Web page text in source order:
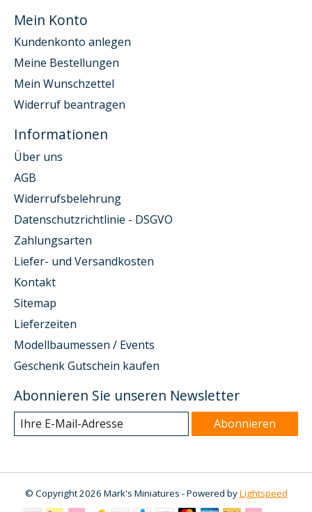
Mein Konto
Kundenkonto anlegen
Meine Bestellungen
Mein Wunschzettel
Widerruf beantragen
Informationen
Über uns
AGB
Widerrufsbelehrung
Datenschutzrichtlinie - DSGVO
Zahlungsarten
Liefer- und Versandkosten
Kontakt
Sitemap
Lieferzeiten
Modellbaumessen / Events
Geschenk Gutschein kaufen
Abonnieren Sie unseren Newsletter
Abonnieren
© Copyright 2026 Mark's Miniatures - Powered byLightspeed